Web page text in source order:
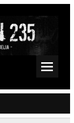
Space, Drone